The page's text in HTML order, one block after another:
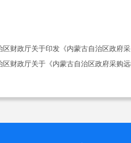
区财政厅关于印发《内蒙古自治区政府
区财政厅关于《内蒙古自治区政府采购